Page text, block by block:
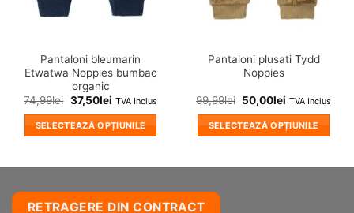
pagina
Pantaloni bleumarin
Etwatwa Noppies bumbac
organic
74,99lei 37,50lei TVA Inclus
SELECTEAZĂ OPȚIUNILE
mai
multe
Pantaloni plusati Tydd
Noppies
99,99lei 50,00lei TVA Inclus
SELECTEAZĂ OPȚIUNILE
RETRAGERE DIN CONTRACT